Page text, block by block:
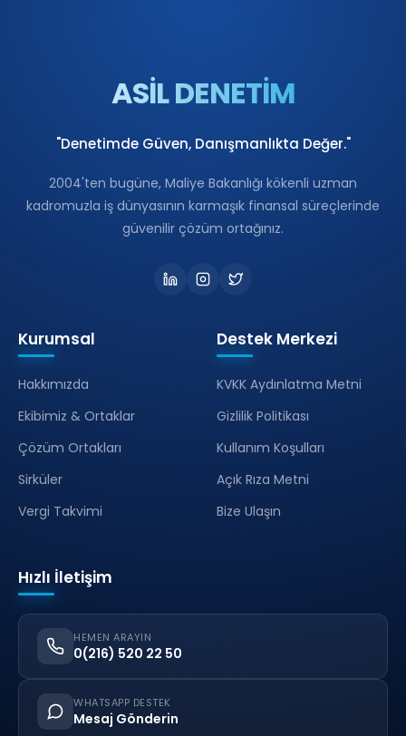
ASİL DENETİM
"Denetimde Güven, Danışmanlıkta Değer."
2004'ten bugüne, Maliye Bakanlığı kökenli uzman
kadromuzla iş dünyasının karmaşık finansal süreçlerinde
güvenilir çözüm ortağınız.
Kurumsal
Hakkımızda
Ekibimiz & Ortaklar
Çözüm Ortakları
Sirküler
Vergi Takvimi
Destek Merkezi
KVKK Aydınlatma Metni
Gizlilik Politikası
Kullanım Koşulları
Açık Rıza Metni
Bize Ulaşın
Hızlı İletişim
HEMEN ARAYIN
0(216) 520 22 50
WHATSAPP DESTEK
Mesaj Gönderin